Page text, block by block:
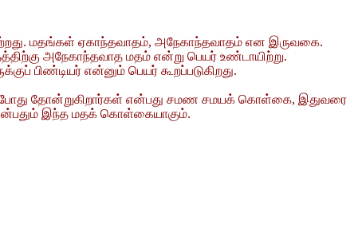
மதங்கள் ஏகாந்தவாதம், அநேகாந்தவாதம் என இருவகை.
அநேகாந்தவாத மதம் என்று பெயர் உண்டாயிற்று.
பிண்டியர் என்னும் பெயர் கூறப்படுகிறது.
தோன்றுகிறார்கள் என்பது சமண சமயக் கொள்கை, இதுவரை
இந்த மதக் கொள்கையாகும்.